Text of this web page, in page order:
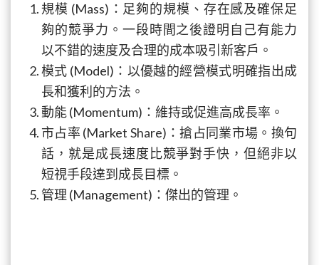
規模 (Mass)：足夠的規模、存在感及確保足
夠的競爭力。一段時間之後證明自己有能力
以不錯的速度及合理的成本吸引新客戶。
模式 (Model)：以優越的經營模式明確指出成
長和獲利的方法。
動能 (Momentum)：維持或促進高成長率。
市占率 (Market Share)：搶占同業市場。換句
話，就是成長速度比競爭對手快，但絕非以
短視手段達到成長目標。
管理 (Management)：傑出的管理。